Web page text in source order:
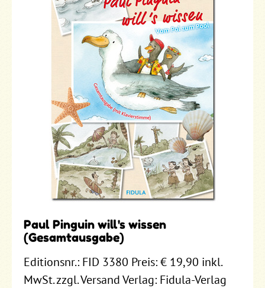
Paul Pinguin will's wissen
(Gesamtausgabe)
Editionsnr.: FID 3380 Preis: € 19,90 inkl.
MwSt. zzgl. Versand Verlag: Fidula-Verlag